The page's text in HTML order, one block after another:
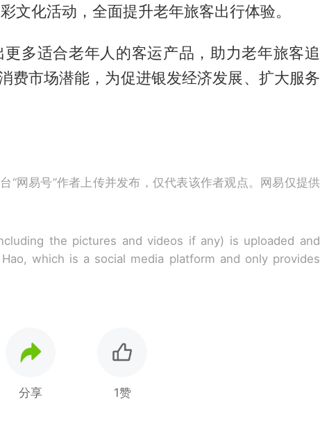
文化活动，全面提升老年旅客出行体验。
多适合老年人的客运产品，助力老年旅客追
费市场潜能，为促进银发经济发展、扩大服务
“网易号”作者上传并发布，仅代表该作者观点。网易仅提供
the pictures and videos if any) is uploaded and
which is a social media platform and only provides
分享 1赞